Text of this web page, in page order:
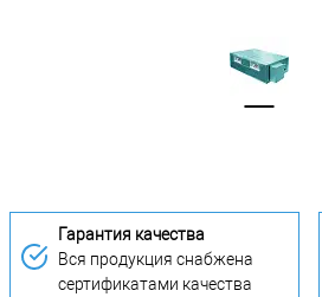
Гарантия качества
Вся продукция снабжена
сертификатами качества